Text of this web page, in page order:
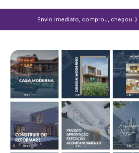
Envio Imediato, comprou, chegou :)